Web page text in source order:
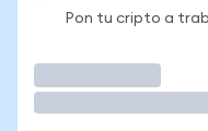
Pon tu cripto a